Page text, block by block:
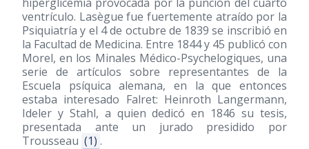
ventrículo. Lasègue fue fuertemente atraído por la
Psiquiatría y el 4 de octubre de 1839 se inscribió en
la Facultad de Medicina. Entre 1844 y 45 publicó con
Morel, en los Minales Médico-Psychelogiques, una
serie de artículos sobre representantes de la
Escuela psíquica alemana, en la que entonces
estaba interesado Falret: Heinroth Langermann,
Ideler y Stahl, a quien dedicó en 1846 su tesis,
presentada ante un jurado presidido por
Trousseau (1) .